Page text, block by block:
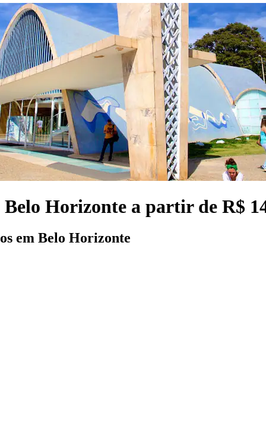
Horizonte a partir de R$
em Belo Horizonte